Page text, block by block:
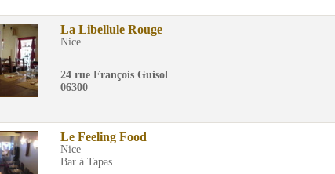
La Libellule Rouge
Nice
24 rue François Guisol
06300
Le Feeling Food
Nice
Bar à Tapas